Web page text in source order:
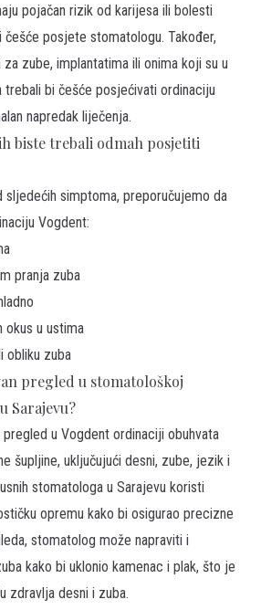
pojačan rizik od karijesa ili bolesti
posjete stomatologu. Također,
zube, implantatima ili onima koji su u
bi češće posjećivati ordinaciju
napredak liječenja.
biste trebali odmah posjetiti
simptoma, preporučujemo da
Vogdent:
pranja zuba
okus u ustima
obliku zuba
pregled u stomatološkoj
Sarajevu?
u Vogdent ordinaciji obuhvata
šupljine, uključujući desni, zube, jezik i
stomatologa u Sarajevu koristi
opremu kako bi osigurao precizne
stomatolog može napraviti i
kako bi uklonio kamenac i plak, što je
zdravlja desni i zuba.